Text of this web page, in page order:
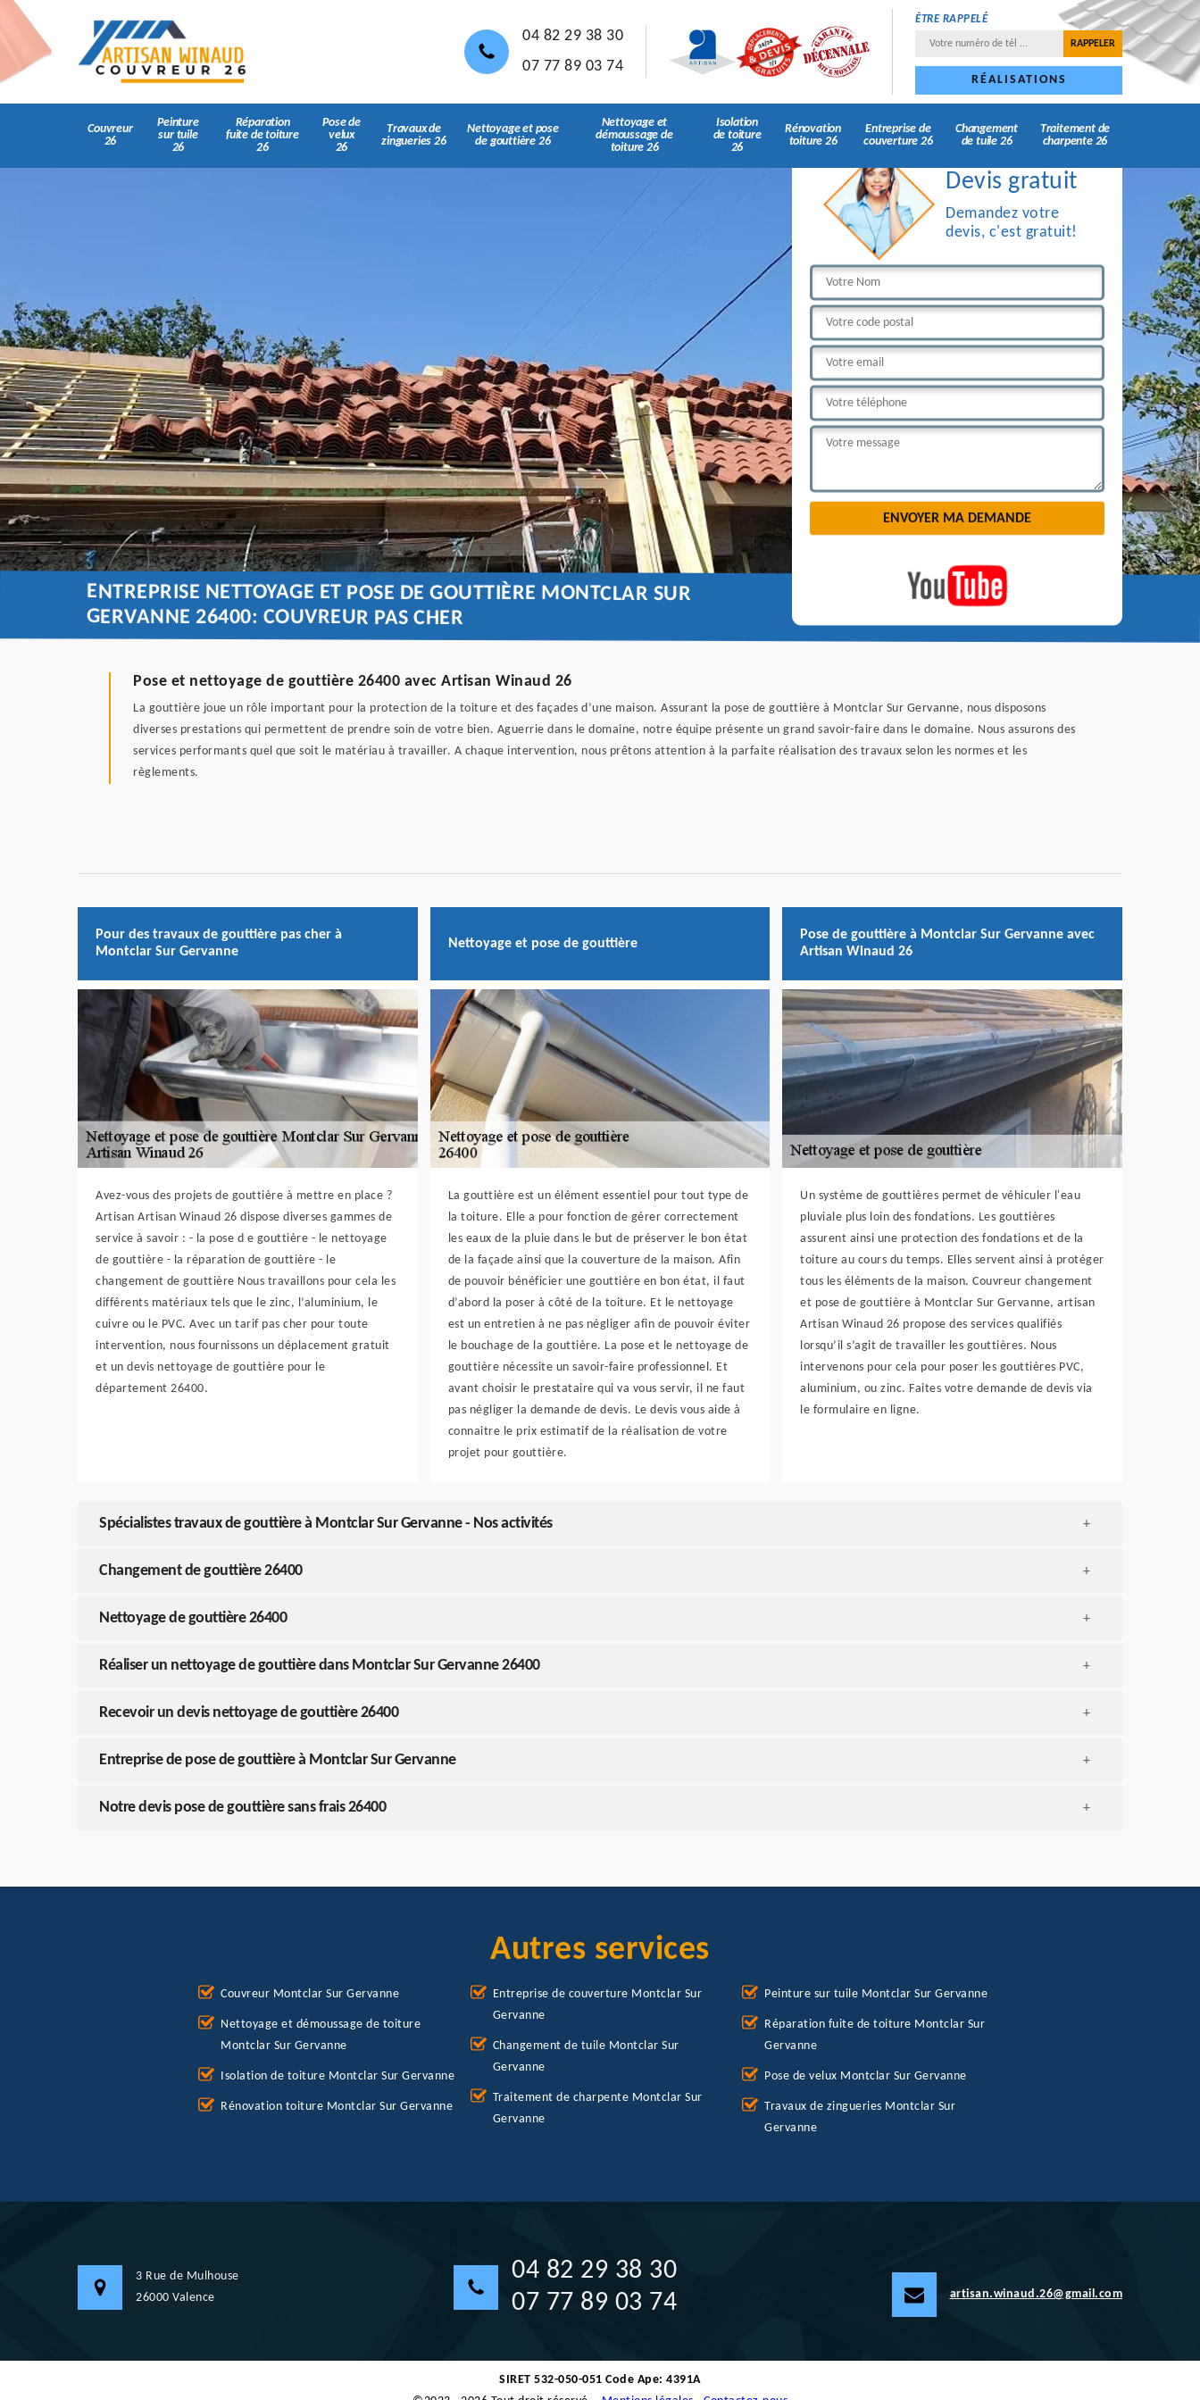
04 82 29 38 30
07 77 89 03 74
ÊTRE RAPPELÉ
RÉALISATIONS
Couvreur
26
Peinture
sur tuile
26
Réparation
fuite de toiture
26
Pose de
velux
26
Travaux de
zingueries 26
Nettoyage et pose
de gouttière 26
Nettoyage et
démoussage de
toiture 26
Isolation
de toiture
26
Rénovation
toiture 26
Entreprise de
couverture 26
Changement
de tuile 26
Traitement de
charpente 26
Devis gratuit
Demandez votre
devis, c'est gratuit!
ENTREPRISE NETTOYAGE ET POSE DE GOUTTIÈRE MONTCLAR SUR
GERVANNE 26400: COUVREUR PAS CHER
Pose et nettoyage de gouttière 26400 avec Artisan Winaud 26
La gouttière joue un rôle important pour la protection de la toiture et des façades d’une maison. Assurant la pose de gouttière à Montclar Sur Gervanne, nous disposons
diverses prestations qui permettent de prendre soin de votre bien. Aguerrie dans le domaine, notre équipe présente un grand savoir-faire dans le domaine. Nous assurons des
services performants quel que soit le matériau à travailler. A chaque intervention, nous prêtons attention à la parfaite réalisation des travaux selon les normes et les
règlements.
Pour des travaux de gouttière pas cher à
Montclar Sur Gervanne
Avez-vous des projets de gouttière à mettre en place ?
Artisan Artisan Winaud 26 dispose diverses gammes de
service à savoir : - la pose d e gouttière - le nettoyage
de gouttière - la réparation de gouttière - le
changement de gouttière Nous travaillons pour cela les
différents matériaux tels que le zinc, l’aluminium, le
cuivre ou le PVC. Avec un tarif pas cher pour toute
intervention, nous fournissons un déplacement gratuit
et un devis nettoyage de gouttière pour le
département 26400.
Nettoyage et pose de gouttière
La gouttière est un élément essentiel pour tout type de
la toiture. Elle a pour fonction de gérer correctement
les eaux de la pluie dans le but de préserver le bon état
de la façade ainsi que la couverture de la maison. Afin
de pouvoir bénéficier une gouttière en bon état, il faut
d’abord la poser à côté de la toiture. Et le nettoyage
est un entretien à ne pas négliger afin de pouvoir éviter
le bouchage de la gouttière. La pose et le nettoyage de
gouttière nécessite un savoir-faire professionnel. Et
avant choisir le prestataire qui va vous servir, il ne faut
pas négliger la demande de devis. Le devis vous aide à
connaitre le prix estimatif de la réalisation de votre
projet pour gouttière.
Pose de gouttière à Montclar Sur Gervanne avec
Artisan Winaud 26
Un système de gouttières permet de véhiculer l'eau
pluviale plus loin des fondations. Les gouttières
assurent ainsi une protection des fondations et de la
toiture au cours du temps. Elles servent ainsi à protéger
tous les éléments de la maison. Couvreur changement
et pose de gouttière à Montclar Sur Gervanne, artisan
Artisan Winaud 26 propose des services qualifiés
lorsqu’il s’agit de travailler les gouttières. Nous
intervenons pour cela pour poser les gouttières PVC,
aluminium, ou zinc. Faites votre demande de devis via
le formulaire en ligne.
Spécialistes travaux de gouttière à Montclar Sur Gervanne - Nos activités +
Changement de gouttière 26400 +
Nettoyage de gouttière 26400 +
Réaliser un nettoyage de gouttière dans Montclar Sur Gervanne 26400 +
Recevoir un devis nettoyage de gouttière 26400 +
Entreprise de pose de gouttière à Montclar Sur Gervanne +
Notre devis pose de gouttière sans frais 26400 +
Autres services
Couvreur Montclar Sur Gervanne
Nettoyage et démoussage de toiture
Montclar Sur Gervanne
Isolation de toiture Montclar Sur Gervanne
Rénovation toiture Montclar Sur Gervanne
Entreprise de couverture Montclar Sur
Gervanne
Changement de tuile Montclar Sur
Gervanne
Traitement de charpente Montclar Sur
Gervanne
Peinture sur tuile Montclar Sur Gervanne
Réparation fuite de toiture Montclar Sur
Gervanne
Pose de velux Montclar Sur Gervanne
Travaux de zingueries Montclar Sur
Gervanne
3 Rue de Mulhouse
26000 Valence
04 82 29 38 30
07 77 89 03 74
artisan.winaud.26@gmail.com
SIRET 532-050-051 Code Ape: 4391A